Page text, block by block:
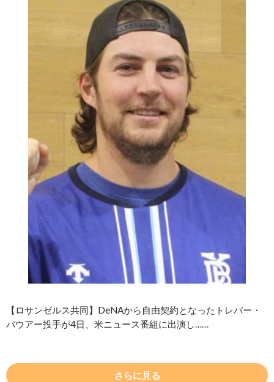
【ロサンゼルス共同】DeNAから自由契約となったトレバー・
バウアー投手が4日、米ニュース番組に出演し……
さらに見る